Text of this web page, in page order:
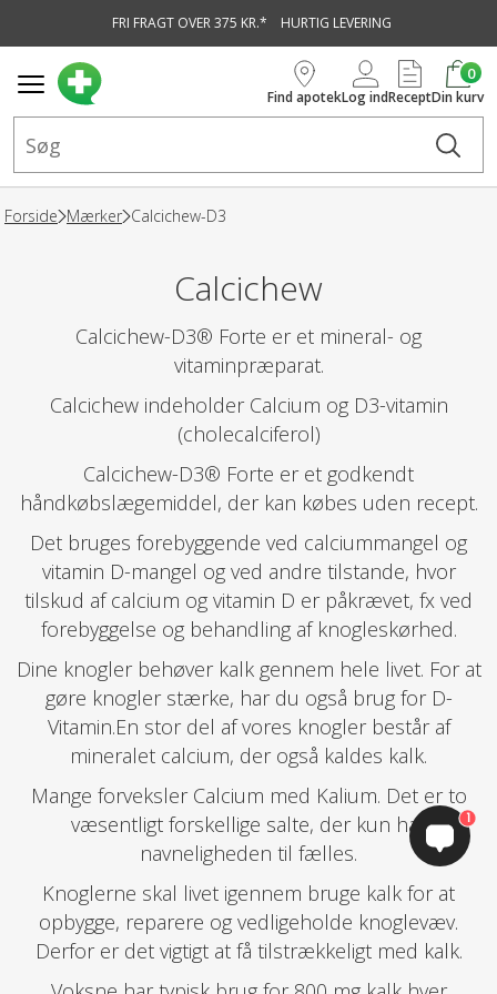
FRI FRAGT OVER 375 KR.* HURTIG LEVERING
Find apotekLog indRecept
0
Din kurv
Forside Mærker Calcichew-D3
Calcichew
Calcichew-D3® Forte er et mineral- og
vitaminpræparat.
Calcichew indeholder Calcium og D3-vitamin
(cholecalciferol)
Calcichew-D3® Forte er et godkendt
håndkøbslægemiddel, der kan købes uden recept.
Det bruges forebyggende ved calciummangel og
vitamin D-mangel og ved andre tilstande, hvor
tilskud af calcium og vitamin D er påkrævet, fx ved
forebyggelse og behandling af knogleskørhed.
Dine knogler behøver kalk gennem hele livet. For at
gøre knogler stærke, har du også brug for D-
Vitamin.En stor del af vores knogler består af
mineralet calcium, der også kaldes kalk.
Mange forveksler Calcium med Kalium. Det er to
væsentligt forskellige salte, der kun har
navneligheden til fælles.
Knoglerne skal livet igennem bruge kalk for at
opbygge, reparere og vedligeholde knoglevæv.
Derfor er det vigtigt at få tilstrækkeligt med kalk.
1